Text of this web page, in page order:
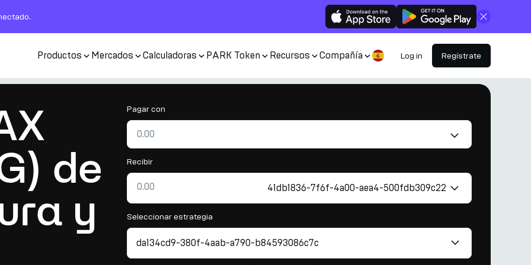
Cerrar
Productos Mercados Calculadoras PARK Token Recursos Compañía Log in Regístrate
de
y
Pagar con
Recibir
41db1836-7f6f-4a00-aea4-500fdb309c22
Seleccionar estrategia
da134cd9-380f-4aab-a790-b84593086c7c